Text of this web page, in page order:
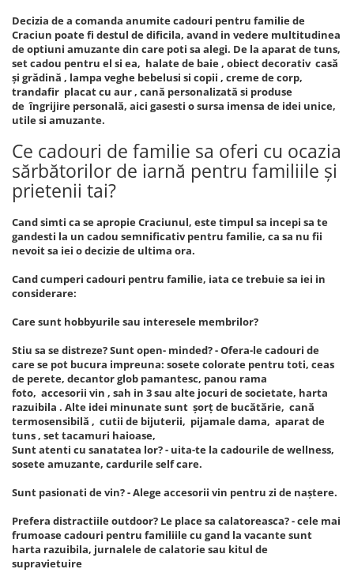
Decizia de a comanda anumite cadouri pentru familie de
Craciun poate fi destul de dificila, avand in vedere multitudinea
de optiuni amuzante din care poti sa alegi. De la aparat de tuns,
set cadou pentru el si ea, halate de baie , obiect decorativ casă
și grădină , lampa veghe bebelusi si copii , creme de corp,
trandafir placat cu aur , cană personalizată si produse
de îngrijire personală, aici gasesti o sursa imensa de idei unice,
utile si amuzante.
Ce cadouri de familie sa oferi cu ocazia
sărbătorilor de iarnă pentru familiile și
prietenii tai?
Cand simti ca se apropie Craciunul, este timpul sa incepi sa te
gandesti la un cadou semnificativ pentru familie, ca sa nu fii
nevoit sa iei o decizie de ultima ora.
Cand cumperi cadouri pentru familie, iata ce trebuie sa iei in
considerare:
Care sunt hobbyurile sau interesele membrilor?
Stiu sa se distreze? Sunt open- minded? - Ofera-le cadouri de
care se pot bucura impreuna: sosete colorate pentru toti, ceas
de perete, decantor glob pamantesc, panou rama
foto, accesorii vin , sah in 3 sau alte jocuri de societate, harta
razuibila . Alte idei minunate sunt șorț de bucătărie, cană
termosensibilă , cutii de bijuterii, pijamale dama, aparat de
tuns , set tacamuri haioase,
Sunt atenti cu sanatatea lor? - uita-te la cadourile de wellness,
sosete amuzante, cardurile self care.
Sunt pasionati de vin? - Alege accesorii vin pentru zi de naștere.
Prefera distractiile outdoor? Le place sa calatoreasca? - cele mai
frumoase cadouri pentru familiile cu gand la vacante sunt
harta razuibila, jurnalele de calatorie sau kitul de
supravietuire